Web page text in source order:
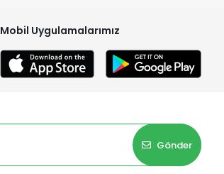
Mobil Uygulamalarımız
Gönder